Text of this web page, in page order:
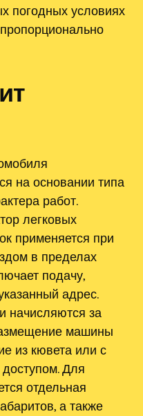
погодных условиях
на основании типа
работ.
легковых
применяется при
в пределах
подачу,
адрес.
начисляются за
машины
из кювета или с
Для
отдельная
а также